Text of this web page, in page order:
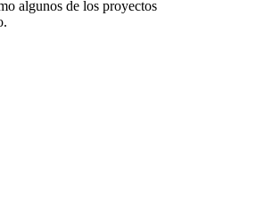
algunos de los proyectos